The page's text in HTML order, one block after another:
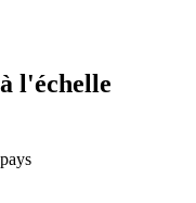
l'échelle